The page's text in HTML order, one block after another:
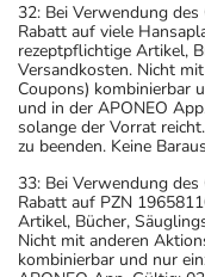
32: Bei Verwendung
Rabatt auf viele
rezeptpflichtige Artikel,
Versandkosten. Nicht
Coupons) kombinierbar
und in der APONEO
solange der Vorrat
zu beenden. Keine
33: Bei Verwendung
Rabatt auf PZN
Artikel, Bücher,
Nicht mit anderen
kombinierbar und nur